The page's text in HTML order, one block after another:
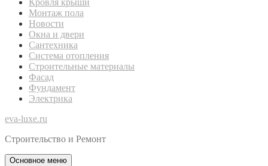
Монтаж пола
Новости
Окна и двери
Сантехника
Система отопления
Строительные материалы
Фасад
Фундамент
Электрика
eva-luxe.ru
Строительство и Ремонт
Основное меню